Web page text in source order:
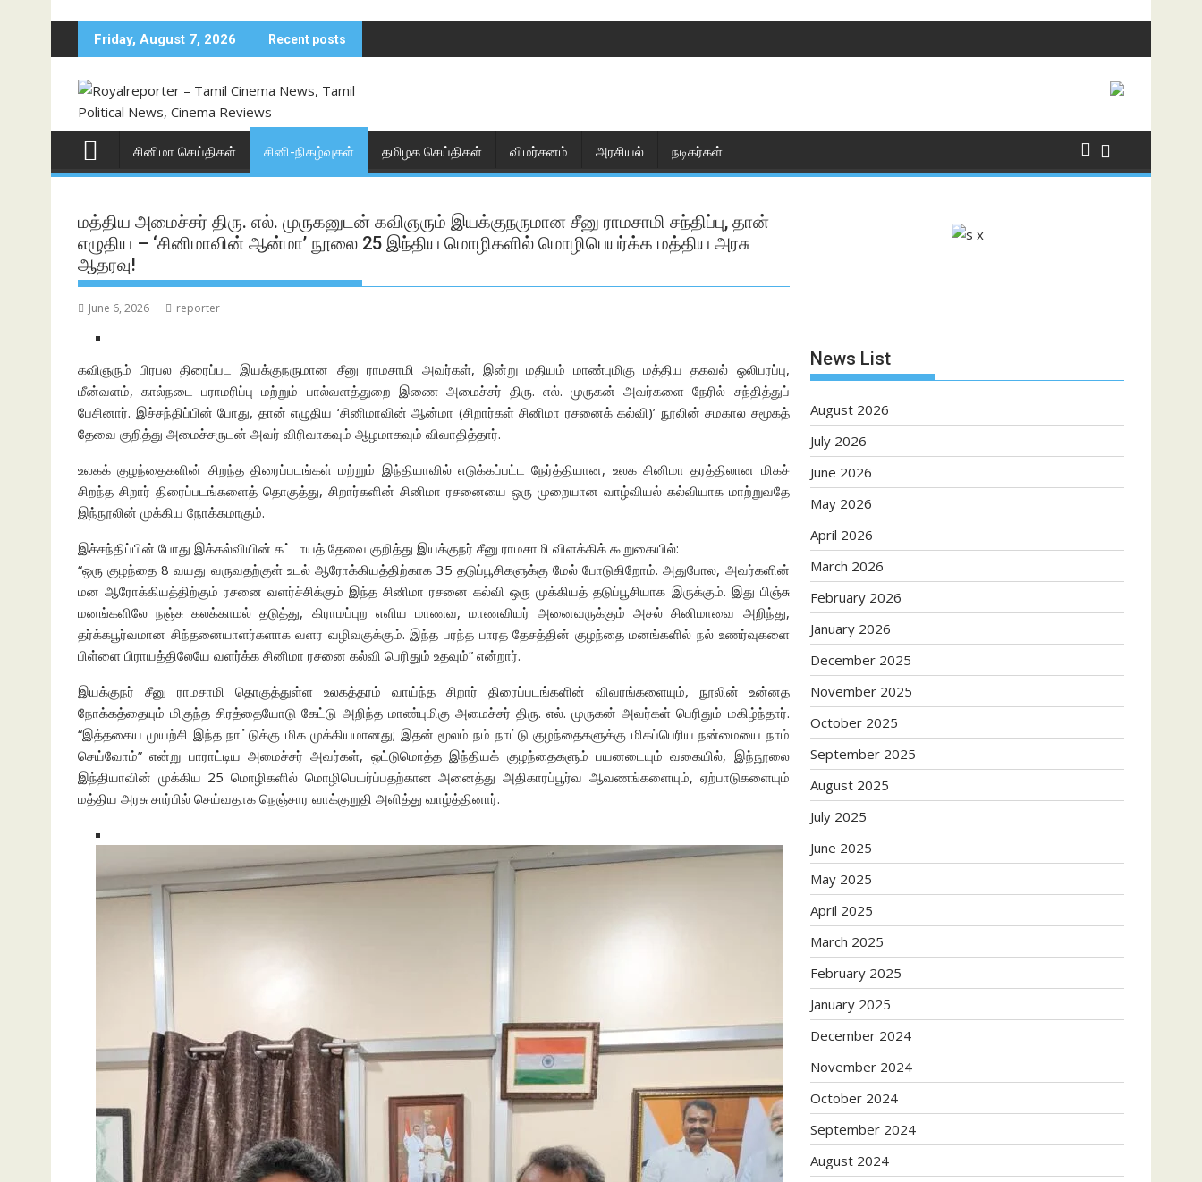
content
Friday, August 7, 2026 Recent posts
சினிமா செய்திகள் சினி-நிகழ்வுகள் தமிழக செய்திகள் விமர்சனம் அரசியல் நடிகர்கள்
மத்திய அமைச்சர் திரு. எல். முருகனுடன் கவிஞரும் இயக்குநருமான சீனு ராமசாமி சந்திப்பு, தான்
எழுதிய – ‘சினிமாவின் ஆன்மா’ நூலை 25 இந்திய மொழிகளில் மொழிபெயர்க்க மத்திய அரசு
ஆதரவு!
June 6, 2026 reporter
கவிஞரும் பிரபல திரைப்பட இயக்குநருமான சீனு ராமசாமி அவர்கள், இன்று மதியம் மாண்புமிகு மத்திய தகவல் ஒலிபரப்பு,
மீன்வளம், கால்நடை பராமரிப்பு மற்றும் பால்வளத்துறை இணை அமைச்சர் திரு. எல். முருகன் அவர்களை நேரில் சந்தித்துப்
பேசினார். இச்சந்திப்பின் போது, தான் எழுதிய ‘சினிமாவின் ஆன்மா (சிறார்கள் சினிமா ரசனைக் கல்வி)’ நூலின் சமகால சமூகத்
தேவை குறித்து அமைச்சருடன் அவர் விரிவாகவும் ஆழமாகவும் விவாதித்தார்.
உலகக் குழந்தைகளின் சிறந்த திரைப்படங்கள் மற்றும் இந்தியாவில் எடுக்கப்பட்ட நேர்த்தியான, உலக சினிமா தரத்திலான மிகச்
சிறந்த சிறார் திரைப்படங்களைத் தொகுத்து, சிறார்களின் சினிமா ரசனையை ஒரு முறையான வாழ்வியல் கல்வியாக மாற்றுவதே
இந்நூலின் முக்கிய நோக்கமாகும்.
இச்சந்திப்பின் போது இக்கல்வியின் கட்டாயத் தேவை குறித்து இயக்குநர் சீனு ராமசாமி விளக்கிக் கூறுகையில்:
“ஒரு குழந்தை 8 வயது வருவதற்குள் உடல் ஆரோக்கியத்திற்காக 35 தடுப்பூசிகளுக்கு மேல் போடுகிறோம். அதுபோல, அவர்களின்
மன ஆரோக்கியத்திற்கும் ரசனை வளர்ச்சிக்கும் இந்த சினிமா ரசனை கல்வி ஒரு முக்கியத் தடுப்பூசியாக இருக்கும். இது பிஞ்சு
மனங்களிலே நஞ்சு கலக்காமல் தடுத்து, கிராமப்புற எளிய மாணவ, மாணவியர் அனைவருக்கும் அசல் சினிமாவை அறிந்து,
தர்க்கபூர்வமான சிந்தனையாளர்களாக வளர வழிவகுக்கும். இந்த பரந்த பாரத தேசத்தின் குழந்தை மனங்களில் நல் உணர்வுகளை
பிள்ளை பிராயத்திலேயே வளர்க்க சினிமா ரசனை கல்வி பெரிதும் உதவும்” என்றார்.
இயக்குநர் சீனு ராமசாமி தொகுத்துள்ள உலகத்தரம் வாய்ந்த சிறார் திரைப்படங்களின் விவரங்களையும், நூலின் உன்னத
நோக்கத்தையும் மிகுந்த சிரத்தையோடு கேட்டு அறிந்த மாண்புமிகு அமைச்சர் திரு. எல். முருகன் அவர்கள் பெரிதும் மகிழ்ந்தார்.
“இத்தகைய முயற்சி இந்த நாட்டுக்கு மிக முக்கியமானது; இதன் மூலம் நம் நாட்டு குழந்தைகளுக்கு மிகப்பெரிய நன்மையை நாம்
செய்வோம்” என்று பாராட்டிய அமைச்சர் அவர்கள், ஒட்டுமொத்த இந்தியக் குழந்தைகளும் பயனடையும் வகையில், இந்நூலை
இந்தியாவின் முக்கிய 25 மொழிகளில் மொழிபெயர்ப்பதற்கான அனைத்து அதிகாரப்பூர்வ ஆவணங்களையும், ஏற்பாடுகளையும்
மத்திய அரசு சார்பில் செய்வதாக நெஞ்சார வாக்குறுதி அளித்து வாழ்த்தினார்.
News List
August 2026
July 2026
June 2026
May 2026
April 2026
March 2026
February 2026
January 2026
December 2025
November 2025
October 2025
September 2025
August 2025
July 2025
June 2025
May 2025
April 2025
March 2025
February 2025
January 2025
December 2024
November 2024
October 2024
September 2024
August 2024